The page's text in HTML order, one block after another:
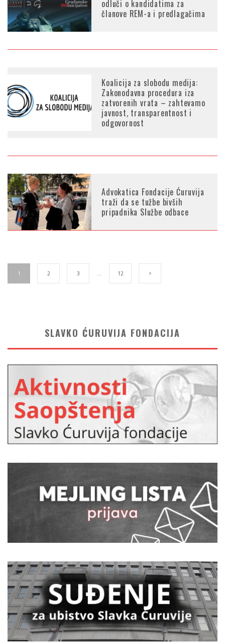
odluči o kandidatima za
članove REM-a i predlagačima
Koalicija za slobodu medija:
Zakonodavna procedura iza
zatvorenih vrata – zahtevamo
javnost, transparentnost i
odgovornost
Advokatica Fondacije Ćuruvija
traži da se tužbe bivših
pripadnika Službe odbace
1 2 3 12
SLAVKO ĆURUVIJA FONDACIJA